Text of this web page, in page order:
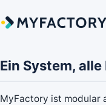
Ein System,
MyFactory ist modular